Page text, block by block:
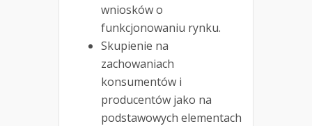
wniosków o
funkcjonowaniu rynku.
Skupienie na
zachowaniach
konsumentów i
producentów jako na
podstawowych elementach